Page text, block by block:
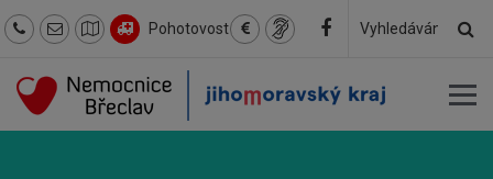
Pohotovost
Hledaný